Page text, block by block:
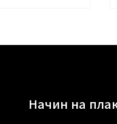
Начин на